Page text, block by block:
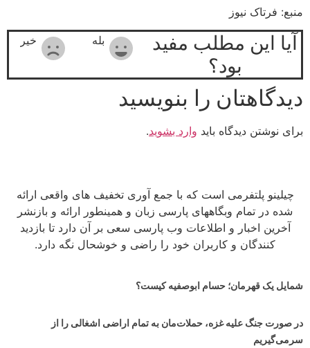
منبع: فرتاک نیوز
آیا این مطلب مفید
بود؟
بله خیر
دیدگاهتان را بنویسید
برای نوشتن دیدگاه باید وارد بشوید.
چیلینو پلتفرمی است که با جمع آوری تخفیف های واقعی ارائه
شده در تمام وبگاههای پارسی زبان و همینطور ارائه و بازنشر
آخرین اخبار و اطلاعات وب پارسی سعی بر آن دارد تا بازدید
کنندگان و کاربران خود را راضی و خوشحال نگه دارد.
شمایل یک قهرمان؛ حسام ابوصفیه کیست؟
در صورت جنگ علیه غزه، حملات‌مان به تمام اراضی اشغالی را از
سرمی‌گیریم